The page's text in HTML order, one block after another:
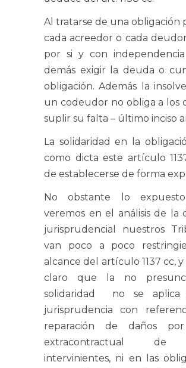
Al tratarse de una obligación
cada acreedor o cada
por si y con
demás exigir la deuda o
obligación. Además la
un codeudor no obliga a los
suplir su falta – último inciso
La solidaridad en la
como dicta este artículo
de establecerse de forma
No obstante lo
veremos en el análisis de la
jurisprudencial nuestros
van poco a poco
alcance del artículo 1137 cc,
claro que la no
solidaridad no se
jurisprudencia con
reparación de daños
extracontractual de
intervinientes, ni en las